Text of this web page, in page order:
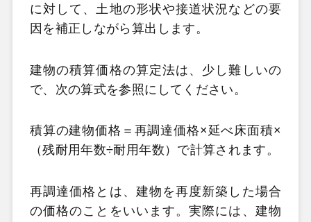
に対して、土地の形状や接道状況などの要
因を補正しながら算出します。
建物の積算価格の算定法は、少し難しいの
で、次の算式を参照にしてください。
積算の建物価格＝再調達価格×延べ床面積×
（残耐用年数÷耐用年数）で計算されます。
再調達価格とは、建物を再度新築した場合
の価格のことをいいます。実際には、建物